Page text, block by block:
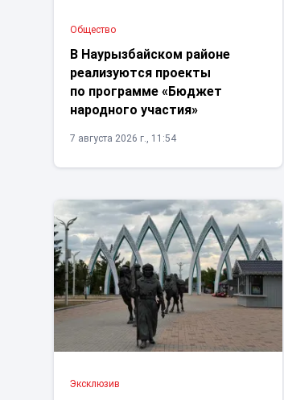
Общество
В Наурызбайском районе
реализуются проекты
по программе «Бюджет
народного участия»
7 августа 2026 г., 11:54
Эксклюзив